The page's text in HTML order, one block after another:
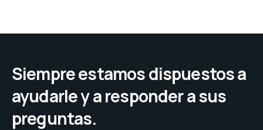
Siempre estamos dispuestos a
ayudarle y a responder a sus
preguntas.